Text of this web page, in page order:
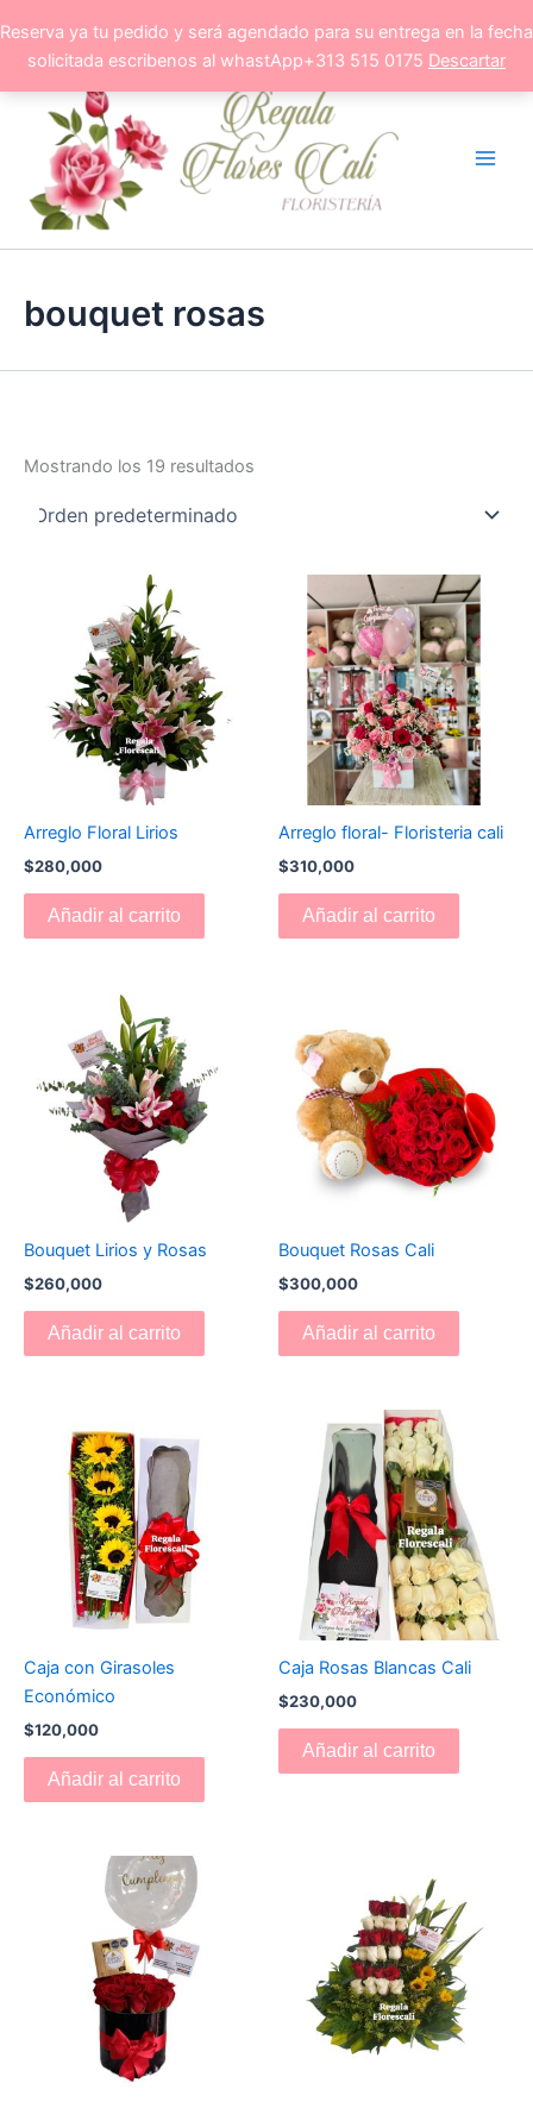
Reserva ya tu pedido y será agendado para su entrega en la fecha
solicitada escribenos al whastApp+313 515 0175 Descartar
al
contenido
bouquet rosas
Mostrando los 19 resultados
Arreglo Floral Lirios
$280,000
Añadir al carrito
Arreglo floral- Floristeria cali
$310,000
Añadir al carrito
Bouquet Lirios y Rosas
$260,000
Añadir al carrito
Bouquet Rosas Cali
$300,000
Añadir al carrito
Caja con Girasoles
Económico
$120,000
Añadir al carrito
Caja Rosas Blancas Cali
$230,000
Añadir al carrito